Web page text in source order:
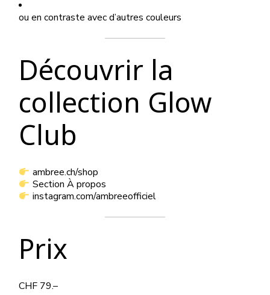
ou en contraste avec d’autres couleurs
Découvrir la
collection Glow
Club
ambree.ch/shop
Section À propos
instagram.com/ambreeofficiel
Prix
CHF 79.–